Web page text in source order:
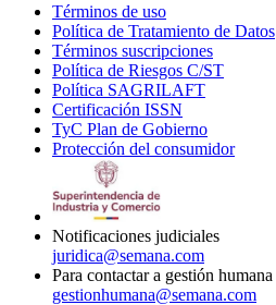
Términos de uso
in
new
window
Política de Tratamiento de Datos
Términos suscripciones
in
Política de Riesgos C/ST
Política SAGRILAFT
new
window
Certificación ISSN
in
new
TyC Plan de Gobierno
in
Protección del consumidorOpens
Notificaciones judiciales
juridica@semana.com
Para contactar a gestión humana
gestionhumana@semana.com